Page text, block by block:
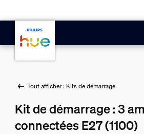
Tout afficher : Kits de démarrage
Kit de démarrage : 3
connectées E27 (1100)